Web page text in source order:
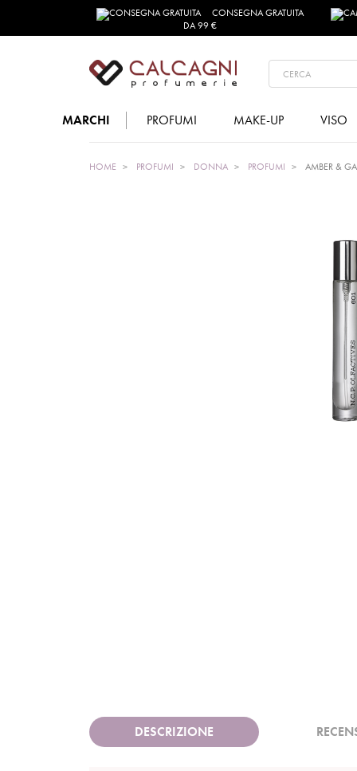
CONSEGNA GRATUITA
DA 99 €
MARCHI PROFUMI MAKE-UP VISO
HOME PROFUMI DONNA PROFUMI AMBER &
DESCRIZIONE